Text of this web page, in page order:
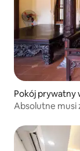
Pokój prywatny
Absolutne musi